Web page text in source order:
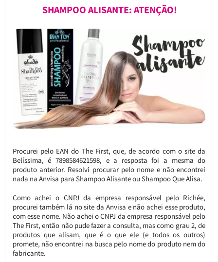
SHAMPOO ALISANTE: ATENÇÃO!
Procurei pelo EAN do The First, que, de acordo com o site da
Belíssima, é 7898584621598, e a resposta foi a mesma do
produto anterior. Resolvi procurar pelo nome e não encontrei
nada na Anvisa para Shampoo Alisante ou Shampoo Que Alisa.
Como achei o CNPJ da empresa responsável pelo Richée,
procurei também lá no site da Anvisa e não achei esse produto,
com esse nome. Não achei o CNPJ da empresa responsável pelo
The First, então não pude fazer a consulta, mas como grau 2, de
produtos que alisam, que é o que ele (e todos os outros)
promete, não encontrei na busca pelo nome do produto nem do
fabricante.